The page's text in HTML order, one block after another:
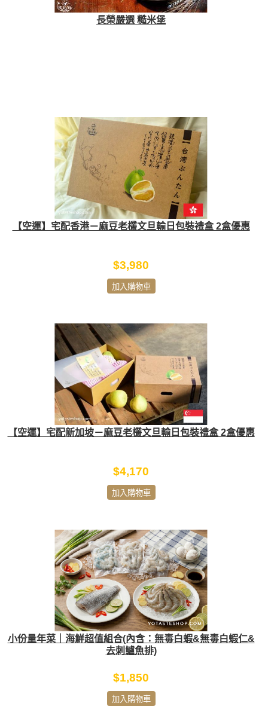
長榮嚴選 糙米堡
【空運】宅配香港－麻豆老欉文旦輸日包裝禮盒 2盒優惠
$3,980
加入購物車
【空運】宅配新加坡－麻豆老欉文旦輸日包裝禮盒 2盒優惠
$4,170
加入購物車
小份量年菜｜海鮮超值組合(內含：無毒白蝦&無毒白蝦仁&
去刺鱸魚排)
$1,850
加入購物車